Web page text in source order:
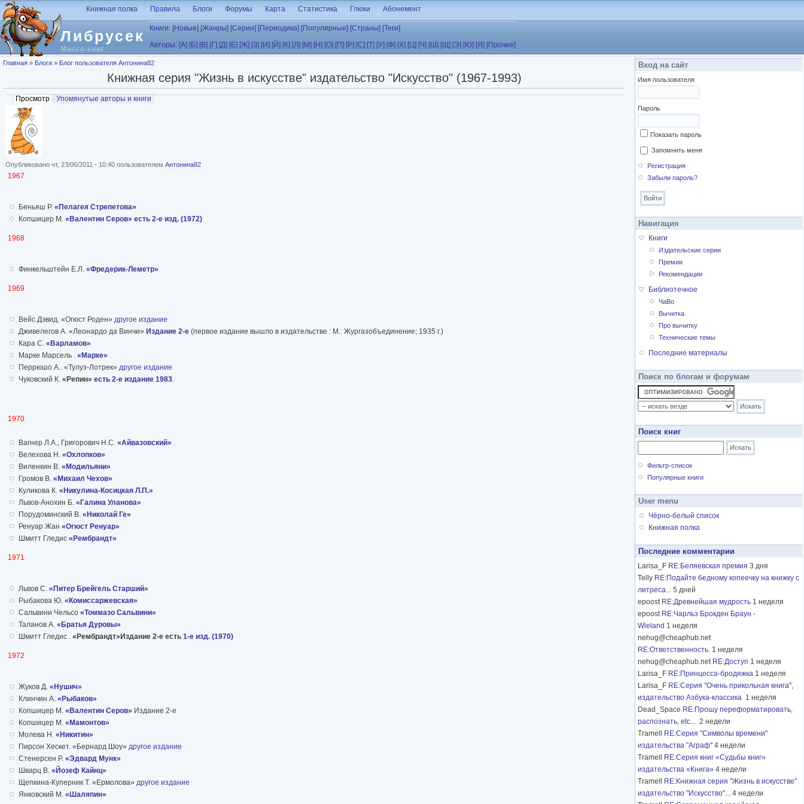
Перейти к основному содержанию
Либрусек
Много книг
Книжная полка Правила Блоги Форумы Карта Статистика Глюки Абонемент
Книги: [Новые] [Жанры] [Серии] [Периодика] [Популярные] [Страны] [Теги]
Авторы: [А] [Б] [В] [Г] [Д] [Е] [Ж] [З] [И] [Й] [К] [Л] [М] [Н] [О] [П] [Р] [С] [Т] [У] [Ф] [Х] [Ц] [Ч] [Ш] [Щ] [Э] [Ю] [Я] [Прочее]
Вы здесь
Главная » Блоги » Блог пользователя Антонина82
Книжная серия "Жизнь в искусстве" издательство "Искусство" (1967-1993)
Главные вкладки
Просмотр (активная вкладка)
Упомянутые авторы и книги
Опубликовано чт, 23/06/2011 - 10:40 пользователем Антонина82
1967
Беньяш Р. «Пелагея Стрепетова»
Копшицер М. «Валентин Серов» есть 2-е изд. (1972)
1968
Финкельштейн Е.Л. «Фредерик-Леметр»
1969
Вейс Дэвид. «Огюст Роден» другое издание
Дживелегов А. «Леонардо да Винчи» Издание 2-е (первое издание вышло в издательстве : М.: Жургазобъединение; 1935 г.)
Кара С. «Варламов»
Марке Марсель . «Марке»
Перрюшо А.. «Тулуз-Лотрек» другое издание
Чуковский К. «Репин» есть 2-е издание 1983.
1970
Вагнер Л.А., Григорович Н.С. «Айвазовский»
Велехова Н. «Охлопков»
Виленкин В. «Модильяни»
Громов В. «Михаил Чехов»
Куликова К. «Никулина-Косицкая Л.П.»
Львов-Анохин Б. «Галина Уланова»
Порудоминский В. «Николай Ге»
Ренуар Жан «Огюст Ренуар»
Шмитт Гледис «Рембрандт»
1971
Львов С. «Питер Брейгель Старший»
Рыбакова Ю. «Комиссаржевская»
Сальвини Чельсо «Томмазо Сальвини»
Таланов А. «Братья Дуровы»
Шмитт Гледис . «Рембрандт»Издание 2-е есть 1-е изд. (1970)
1972
Жуков Д. «Нушич»
Клинчин А. «Рыбаков»
Копшицер М. «Валентин Серов» Издание 2-е
Копшицер М. «Мамонтов»
Молева Н. «Никитин»
Пирсон Хескет. «Бернард Шоу» другое издание
Стенерсен Р. «Эдвард Мунк»
Шварц В. «Йозеф Кайнц»
Щепкина-Куперник Т. «Ермолова» другое издание
Янковский М. «Шаляпин»
Вход на сайт
Имя пользователя
Пароль
Показать пароль
Запомнить меня
Регистрация
Забыли пароль?
Навигация
Книги
Издательские серии
Премии
Рекомендации
Библиотечное
ЧаВо
Вычитка
Про вычитку
Технические темы
Последние материалы
Поиск по блогам и форумам
Поиск книг
Фильтр-список
Популярные книги
User menu
Чёрно-белый список
Книжная полка
Последние комментарии
Larisa_F RE:Беляевская премия 3 дня
Telly RE:Подайте бедному копеечку на книжку с
литреса... 5 дней
epoost RE:Древнейшая мудрость 1 неделя
epoost RE:Чарльз Брокден Браун -
Wieland 1 неделя
nehug@cheaphub.net
RE:Ответственность. 1 неделя
nehug@cheaphub.net RE:Доступ 1 неделя
Larisa_F RE:Принцесса-бродяжка 1 неделя
Larisa_F RE:Серия "Очень прикольная книга",
издательство Азбука-классика 1 неделя
Dead_Space RE:Прошу переформатировать,
распознать, etc... 2 недели
Tramell
RE:Серия "Символы времени"
издательства "Аграф" 4 недели
Tramell
RE:Серия книг «Судьбы книг»
издательства «Книга» 4 недели
Tramell
RE:Книжная серия "Жизнь в искусстве"
издательство "Искусство"... 4 недели